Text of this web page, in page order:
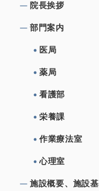
院⻑挨拶
部⾨案内
医局
薬局
看護部
栄養課
作業療法室
心理室
施設概要、施設